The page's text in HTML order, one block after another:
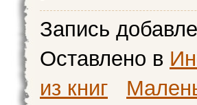
Запись
Оставлено в
из книг